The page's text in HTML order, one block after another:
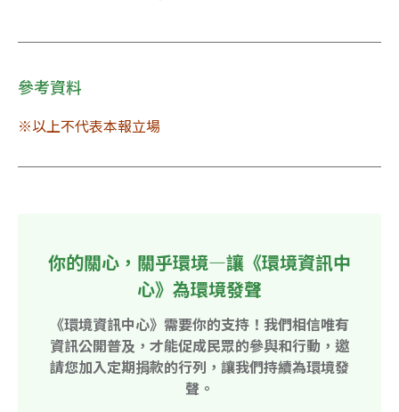
參考資料
※以上不代表本報立場
你的關心，關乎環境—讓《環境資訊中
心》為環境發聲
《環境資訊中心》需要你的支持！我們相信唯有
資訊公開普及，才能促成民眾的參與和行動，邀
請您加入定期捐款的行列，讓我們持續為環境發
聲。